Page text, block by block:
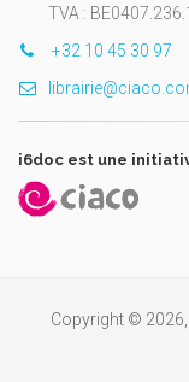
TVA :
+32 10 45 30 97
i6doc est une
Copyright ©